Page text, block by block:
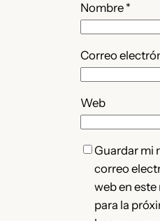
Nombre *
Correo
Web
Guardar mi
correo
web en
para la